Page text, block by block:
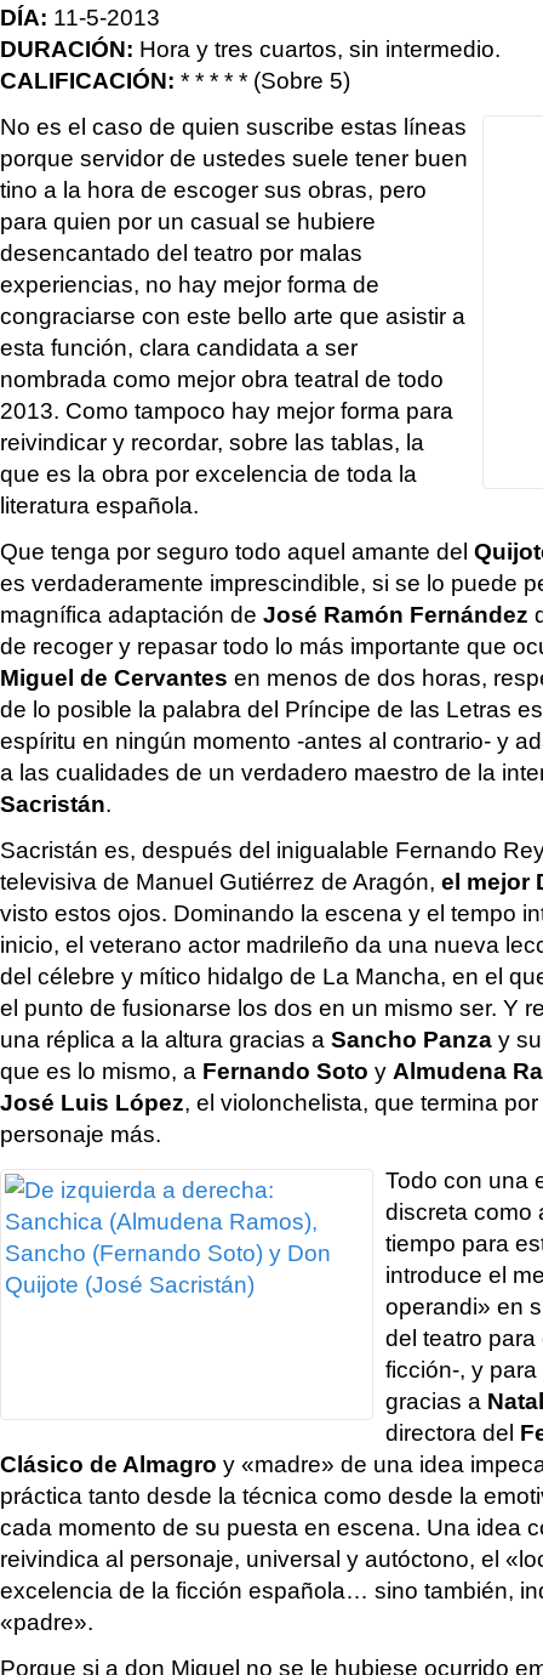
DÍA: 11-5-2013
DURACIÓN: Hora y tres cuartos, sin intermedio.
CALIFICACIÓN: * * * * * (Sobre 5)
No es el caso de quien suscribe estas líneas
porque servidor de ustedes suele tener buen
tino a la hora de escoger sus obras, pero
para quien por un casual se hubiere
desencantado del teatro por malas
experiencias, no hay mejor forma de
congraciarse con este bello arte que asistir a
esta función, clara candidata a ser
nombrada como mejor obra teatral de todo
2013. Como tampoco hay mejor forma para
reivindicar y recordar, sobre las tablas, la
que es la obra por excelencia de toda la
literatura española.
Que tenga por seguro todo aquel amante del
es verdaderamente imprescindible, si se lo puede
magnífica adaptación de José Ramón Fernández
de recoger y repasar todo lo más importante que
Miguel de Cervantes en menos de dos horas,
de lo posible la palabra del Príncipe de las Letras
espíritu en ningún momento -antes al contrario- y
a las cualidades de un verdadero maestro de la
Sacristán.
Sacristán es, después del inigualable Fernando
televisiva de Manuel Gutiérrez de Aragón, el mejor
visto estos ojos. Dominando la escena y el tempo
inicio, el veterano actor madrileño da una nueva
del célebre y mítico hidalgo de La Mancha, en el
el punto de fusionarse los dos en un mismo ser. Y
una réplica a la altura gracias a Sancho Panza y
que es lo mismo, a Fernando Soto y Almudena
José Luis López, el violonchelista, que termina
personaje más.
Todo con una
discreta como
tiempo para
introduce el
operandi» en
del teatro
ficción-, y
gracias a
directora del
Clásico de Almagro y «madre» de una idea
práctica tanto desde la técnica como desde la
cada momento de su puesta en escena. Una idea
reivindica al personaje, universal y autóctono, el
excelencia de la ficción española… sino también,
«padre».
Porque si a don Miguel no se le hubiese ocurrido